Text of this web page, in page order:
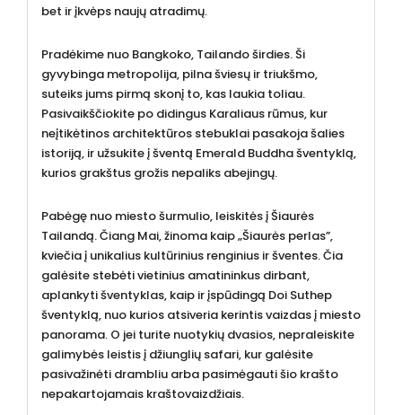
bet ir įkvėps naujų atradimų.
Pradėkime nuo Bangkoko, Tailando širdies. Ši
gyvybinga metropolija, pilna šviesų ir triukšmo,
suteiks jums pirmą skonį to, kas laukia toliau.
Pasivaikščiokite po didingus Karaliaus rūmus, kur
neįtikėtinos architektūros stebuklai pasakoja šalies
istoriją, ir užsukite į šventą Emerald Buddha šventyklą,
kurios grakštus grožis nepaliks abejingų.
Pabėgę nuo miesto šurmulio, leiskitės į Šiaurės
Tailandą. Čiang Mai, žinoma kaip „Šiaurės perlas”,
kviečia į unikalius kultūrinius renginius ir šventes. Čia
galėsite stebėti vietinius amatininkus dirbant,
aplankyti šventyklas, kaip ir įspūdingą Doi Suthep
šventyklą, nuo kurios atsiveria kerintis vaizdas į miesto
panorama. O jei turite nuotykių dvasios, nepraleiskite
galimybės leistis į džiunglių safari, kur galėsite
pasivažinėti drambliu arba pasimėgauti šio krašto
nepakartojamais kraštovaizdžiais.